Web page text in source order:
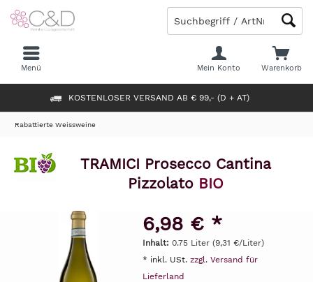
KOSTENLOSER VERSAND AB € 99,- (D + AT)
Warenkorb
Mein Konto
Menü
Rabattierte Weissweine
TRAMICI Prosecco Cantina
Pizzolato BIO
6,98 € *
Inhalt: 0.75 Liter (9,31 €/Liter)
* inkl. USt. zzgl. Versand für
Lieferland